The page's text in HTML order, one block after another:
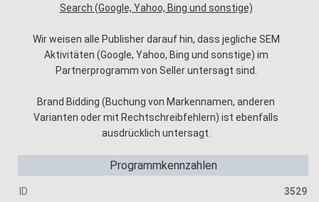
Search (Google, Yahoo, Bing und sonstige)
Wir weisen alle Publisher darauf hin, dass jegliche SEM
Aktivitäten (Google, Yahoo, Bing und sonstige) im
Partnerprogramm von Seller untersagt sind.
Brand Bidding (Buchung von Markennamen, anderen
Varianten oder mit Rechtschreibfehlern) ist ebenfalls
ausdrücklich untersagt.
Programmkennzahlen
ID
3529